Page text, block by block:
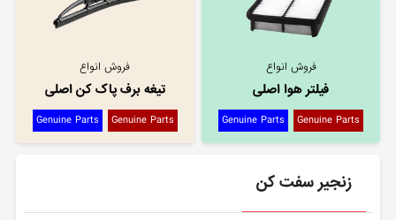
فروش انواع
فیلتر هوا اصلی
Genuine Parts
Genuine Parts
فروش انواع
تیغه برف پاک کن اصلی
Genuine Parts
Genuine Parts
زنجیر سفت کن